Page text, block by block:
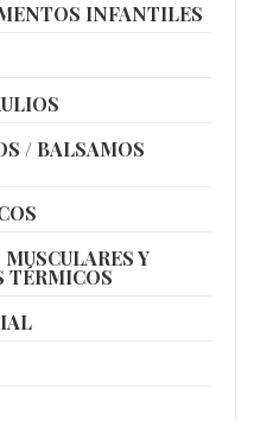
INFANTILES
/ BALSAMOS
Y
TÉRMICOS